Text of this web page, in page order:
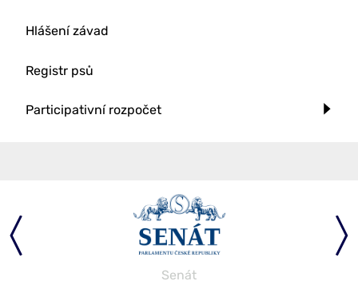
Hlášení závad
Registr psů
Participativní rozpočet
Senát